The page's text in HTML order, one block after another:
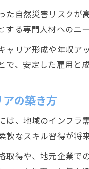
た自然災害リスク
る専門人材へのニ
ャリア形成や年収
、安定した雇用と
の築き方
は、地域のインフラ
なスキル習得が将
取得や、地元企業で